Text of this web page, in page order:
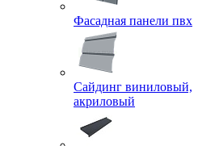
Фасадная панели пвх
Сайдинг виниловый,
акриловый